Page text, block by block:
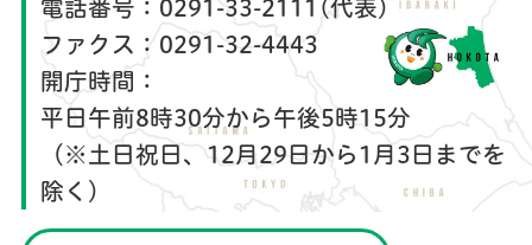
電話番号： 0291-33-2111(代表)
ファクス： 0291-32-4443
開庁時間：
平日午前8時30分から午後5時15分
（※土日祝日、12月29日から1月3日までを
除く）